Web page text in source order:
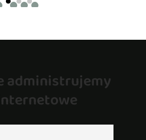
administrujemy